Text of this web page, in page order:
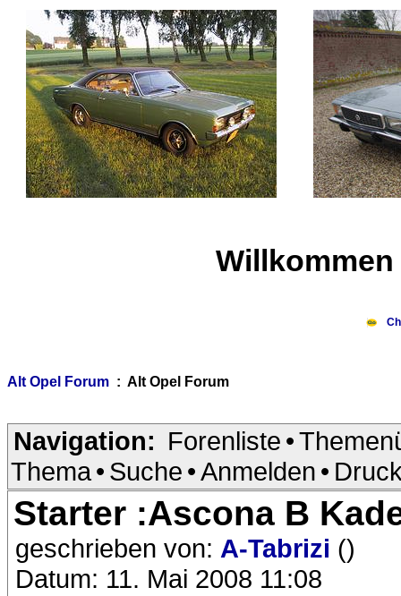
Alt Opel Forum : Alt Opel Forum
Navigation: Forenliste •
Thema• Suche •Anmelden •
Starter :Ascona B
geschrieben von: A-Tabrizi ()
Datum: 11. Mai 2008 11:08